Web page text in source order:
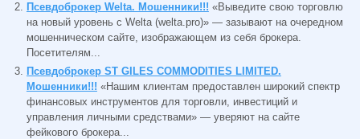
Псевдоброкер Welta. Мошенники!!! «Выведите свою торговлю
на новый уровень с Welta (welta.pro)» — зазывают на очередном
мошенническом сайте, изображающем из себя брокера.
Посетителям...
Псевдоброкер ST GILES COMMODITIES LIMITED.
Мошенники!!! «Нашим клиентам предоставлен широкий спектр
финансовых инструментов для торговли, инвестиций и
управления личными средствами» — уверяют на сайте
фейкового брокера...